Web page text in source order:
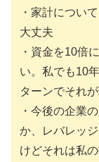
・家計につい
大丈夫
・資金を10倍
い。私でも10
ターンでそれ
・今後の企業
か、レバレッ
けどそれは私